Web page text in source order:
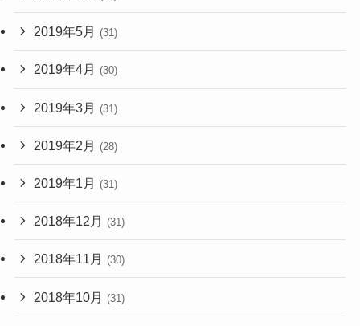
2019年5月 (31)
2019年4月 (30)
2019年3月 (31)
2019年2月 (28)
2019年1月 (31)
2018年12月 (31)
2018年11月 (30)
2018年10月 (31)